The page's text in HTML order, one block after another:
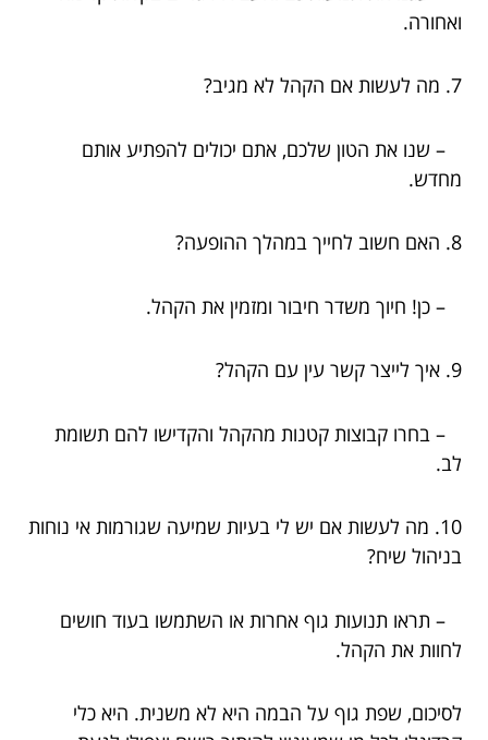
ואחורה.
7. מה לעשות אם הקהל לא מגיב?
– שנו את הטון שלכם, אתם יכולים להפתיע אותם
מחדש.
8. האם חשוב לחייך במהלך ההופעה?
– כן! חיוך משדר חיבור ומזמין את הקהל.
9. איך לייצר קשר עין עם הקהל?
– בחרו קבוצות קטנות מהקהל והקדישו להם תשומת
לב.
10. מה לעשות אם יש לי בעיות שמיעה שגורמות אי נוחות
בניהול שיח?
– תראו תנועות גוף אחרות או השתמשו בעוד חושים
לחוות את הקהל.
לסיכום, שפת גוף על הבמה היא לא משנית. היא כלי